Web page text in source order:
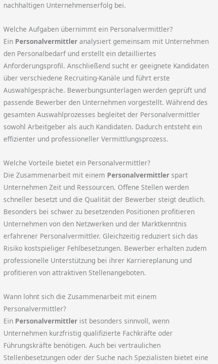
nachhaltigen Unternehmenserfolg bei.
Welche Aufgaben übernimmt ein Personalvermittler?
Ein Personalvermittler analysiert gemeinsam mit Unternehmen
den Personalbedarf und erstellt ein detailliertes
Anforderungsprofil. Anschließend sucht er geeignete Kandidaten
über verschiedene Recruiting-Kanäle und führt erste
Auswahlgespräche. Bewerbungsunterlagen werden geprüft und
passende Bewerber den Unternehmen vorgestellt. Während des
gesamten Auswahlprozesses begleitet der Personalvermittler
sowohl Arbeitgeber als auch Kandidaten. Dadurch entsteht ein
effizienter und professioneller Vermittlungsprozess.
Welche Vorteile bietet ein Personalvermittler?
Die Zusammenarbeit mit einem Personalvermittler spart
Unternehmen Zeit und Ressourcen. Offene Stellen werden
schneller besetzt und die Qualität der Bewerber steigt deutlich.
Besonders bei schwer zu besetzenden Positionen profitieren
Unternehmen von den Netzwerken und der Marktkenntnis
erfahrener Personalvermittler. Gleichzeitig reduziert sich das
Risiko kostspieliger Fehlbesetzungen. Bewerber erhalten zudem
professionelle Unterstützung bei ihrer Karriereplanung und
profitieren von attraktiven Stellenangeboten.
Wann lohnt sich die Zusammenarbeit mit einem
Personalvermittler?
Ein Personalvermittler ist besonders sinnvoll, wenn
Unternehmen kurzfristig qualifizierte Fachkräfte oder
Führungskräfte benötigen. Auch bei vertraulichen
Stellenbesetzungen oder der Suche nach Spezialisten bietet eine